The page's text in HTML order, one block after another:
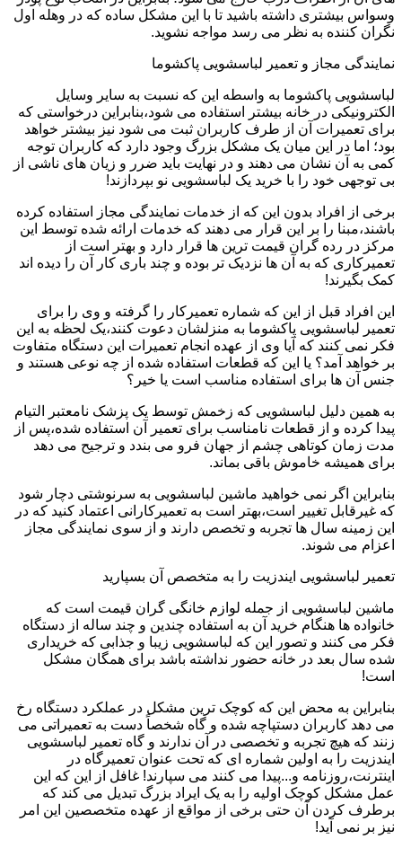
وسواس بیشتری داشته باشید تا با این مشکل ساده که در وهله اول
نگران کننده به نظر می رسد مواجه نشوید.
نمایندگی مجاز و تعمیر لباسشویی پاکشوما
لباسشویی پاکشوما به واسطه این که نسبت به سایر وسایل
الکترونیکی در خانه بیشتر استفاده می شود،بنابراین درخواستی که
برای تعمیرات آن از طرف کاربران ثبت می شود نیز بیشتر خواهد
بود؛ اما در این میان یک مشکل بزرگ وجود دارد که کاربران توجه
کمی به آن نشان می دهند و در نهایت باید ضرر و زیان های ناشی از
بی توجهی خود را با خرید یک لباسشویی نو بپردازند!
برخی از افراد بدون این که از خدمات نمایندگی مجاز استفاده کرده
باشند،مبنا را بر این قرار می دهند که خدمات ارائه شده توسط این
مرکز در رده گران قیمت ترین ها قرار دارد و بهتر است از
تعمیرکاری که به آن ها نزدیک تر بوده و چند باری کار آن را دیده اند
کمک بگیرند!
این افراد قبل از این که شماره تعمیرکار را گرفته و وی را برای
تعمیر لباسشویی پاکشوما به منزلشان دعوت کنند،یک لحظه به این
فکر نمی کنند که آیا وی از عهده انجام تعمیرات این دستگاه متفاوت
بر خواهد آمد؟ یا این که قطعات استفاده شده از چه نوعی هستند و
جنس آن ها برای استفاده مناسب است یا خیر؟
به همین دلیل لباسشویی که زخمش توسط یک پزشک نامعتبر التیام
پیدا کرده و از قطعات نامناسب برای تعمیر آن استفاده شده،پس از
مدت زمان کوتاهی چشم از جهان فرو می بندد و ترجیح می دهد
برای همیشه خاموش باقی بماند.
بنابراین اگر نمی خواهید ماشین لباسشویی به سرنوشتی دچار شود
که غیرقابل تغییر است،بهتر است به تعمیرکارانی اعتماد کنید که در
این زمینه سال ها تجربه و تخصص دارند و از سوی نمایندگی مجاز
اعزام می شوند.
تعمیر لباسشویی ایندزیت را به متخصص آن بسپارید
ماشین لباسشویی از جمله لوازم خانگی گران قیمت است که
خانواده ها هنگام خرید آن به استفاده چندین و چند ساله از دستگاه
فکر می کنند و تصور این که لباسشویی زیبا و جذابی که خریداری
شده سال بعد در خانه حضور نداشته باشد برای همگان مشکل
است!
بنابراین به محض این که کوچک ترین مشکل در عملکرد دستگاه رخ
می دهد کاربران دستپاچه شده و گاه شخصاً دست به تعمیراتی می
زنند که هیچ تجربه و تخصصی در آن ندارند و گاه تعمیر لباسشویی
ایندزیت را به اولین شماره ای که تحت عنوان تعمیرگاه در
اینترنت،روزنامه و...پیدا می کنند می سپارند! غافل از این که این
عمل مشکل کوچک اولیه را به یک ایراد بزرگ تبدیل می کند که
برطرف کردن آن حتی برخی از مواقع از عهده متخصصین این امر
نیز بر نمی آید!